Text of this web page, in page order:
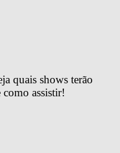
quais shows terão
assistir!